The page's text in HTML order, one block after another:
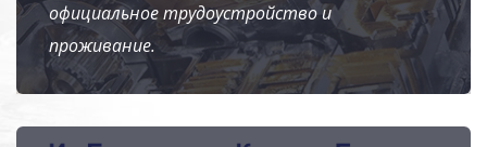
официальное трудоустройство и
проживание.